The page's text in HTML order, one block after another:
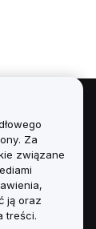
Za
związane
ją oraz
treści.